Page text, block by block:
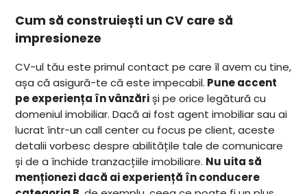
Cum să construiești un CV care să
impresioneze
CV-ul tău este primul contact pe care îl avem cu tine,
așa că asigură-te că este impecabil. Pune accent
pe experiența în vânzăriși pe orice legătură cu
domeniul imobiliar. Dacă ai fost agent imobiliar sau ai
lucrat într-un call center cu focus pe client, aceste
detalii vorbesc despre abilitățile tale de comunicare
și de a închide tranzacțiile imobiliare. Nu uita să
menționezi dacă ai experiență în conducere